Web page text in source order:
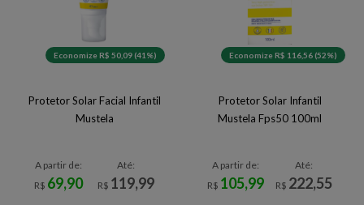
Economize R$ 50,09 (41%)
Protetor Solar Facial Infantil
Mustela
A partir de:
R$ 69,90
Até:
R$ 119,99
Economize R$ 116,56 (52%)
Protetor Solar Infantil
Mustela Fps50 100ml
A partir de:
R$ 105,99
Até:
R$ 222,55